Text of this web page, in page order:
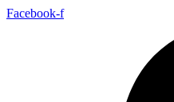
Facebook-f